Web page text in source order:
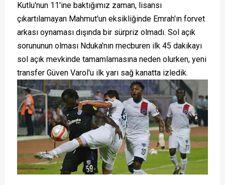
Kutlu'nun 11'ine baktığımız zaman, lisansı
çıkartılamayan Mahmut'un eksikliğinde Emrah'ın forvet
arkası oynaması dışında bir sürpriz olmadı. Sol açık
sorununun olması Nduka'nın mecburen ilk 45 dakikayı
sol açık mevkinde tamamlamasına neden olurken, yeni
transfer Güven Varol'u ilk yarı sağ kanatta izledik.